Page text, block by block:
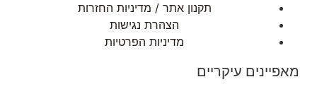
תקנון אתר / מדיניות החזרות
הצהרת נגישות
מדיניות הפרטיות
מאפיינים עיקריים